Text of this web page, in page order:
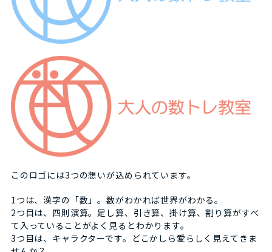
このロゴには3つの想いが込められています。
1つは、漢字の「数」。数がわかれば世界がわかる。
2つ目は、四則演算。足し算、引き算、掛け算、割り算がすべ
て入っていることがよく見るとわかります。
3つ目は、キャラクターです。どこかしら愛らしく見えてきま